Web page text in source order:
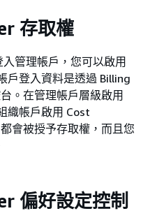
存取權
管理帳戶，您可以啟用
戶登入資料是透過 Billing
。在管理帳戶層級啟用
織帳戶啟用 Cost
會被授予存取權，而且您
偏好設定控制